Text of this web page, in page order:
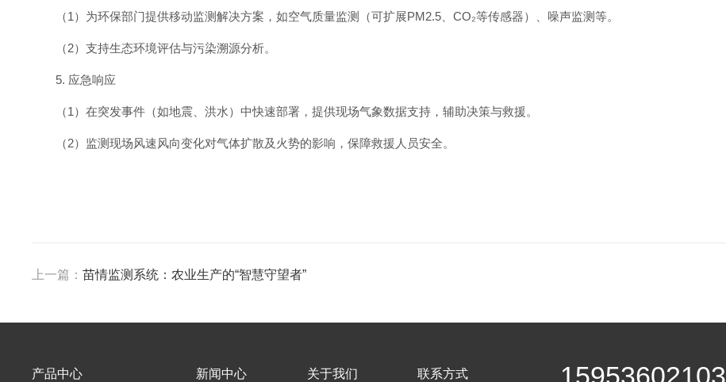
（1）为环保部门提供移动监测解决方案，如空气质量监测（可扩展PM2.5、CO₂等传感器）、噪声监测等。
（2）支持生态环境评估与污染溯源分析。
5. 应急响应
（1）在突发事件（如地震、洪水）中快速部署，提供现场气象数据支持，辅助决策与救援。
（2）监测现场风速风向变化对气体扩散及火势的影响，保障救援人员安全。
上一篇：苗情监测系统：农业生产的“智慧守望者”
产品中心 新闻中心 关于我们 联系方式 15953602103